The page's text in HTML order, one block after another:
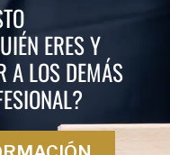
ERES Y
A LOS DEMÁS